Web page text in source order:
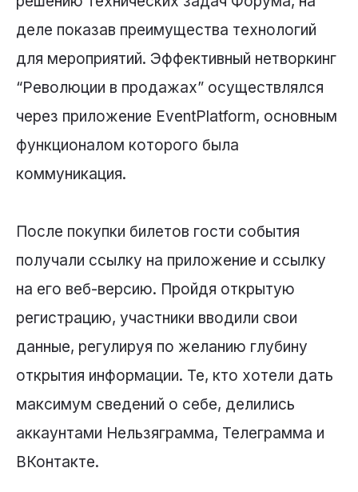
деле показав преимущества технологий
для мероприятий. Эффективный нетворкинг
“Революции в продажах” осуществлялся
через приложение EventPlatform, основным
функционалом которого была
коммуникация.
После покупки билетов гости события
получали ссылку на приложение и ссылку
на его веб-версию. Пройдя открытую
регистрацию, участники вводили свои
данные, регулируя по желанию глубину
открытия информации. Те, кто хотели дать
максимум сведений о себе, делились
аккаунтами Нельзяграмма, Телеграмма и
ВКонтакте.